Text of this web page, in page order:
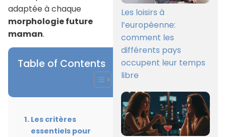
adaptée à chaque
morphologie future
maman.
Table of Contents
Les critères
essentiels pour
Les loisirs à
l’européenne:
comment les
différents pays
occupent leur temps
libre